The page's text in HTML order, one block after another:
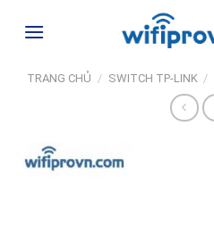
TRANG CHỦ / SWITCH TP-LINK /